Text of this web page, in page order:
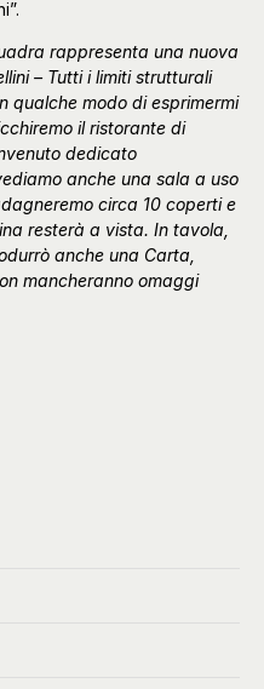
rappresenta una nuova
– Tutti i limiti strutturali
qualche modo di esprimermi
il ristorante di
dedicato
anche una sala a uso
circa 10 coperti e
resterà a vista. In tavola,
anche una Carta,
mancheranno omaggi